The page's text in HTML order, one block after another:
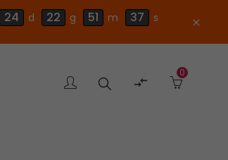
24 d 22 g 51 m 36 s close
Szukaj 
0